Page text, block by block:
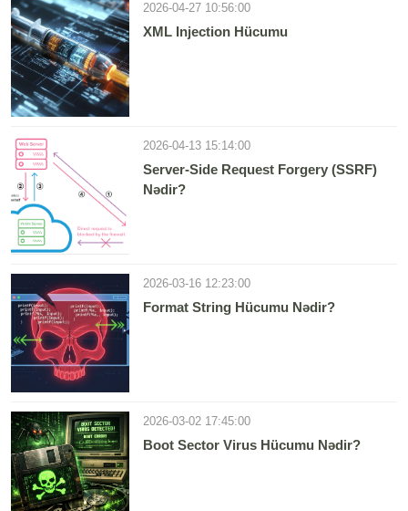
2026-04-27 10:56:00
XML Injection Hücumu
2026-04-13 15:14:00
Server-Side Request Forgery (SSRF)
Nədir?
2026-03-16 12:23:00
Format String Hücumu Nədir?
2026-03-02 17:45:00
Boot Sector Virus Hücumu Nədir?